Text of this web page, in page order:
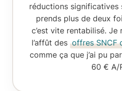
réductions significatives
prends plus de deux
c’est vite rentabilisé. Je
l’affût des offres SNCF
comme ça que j’ai pu
60 € A/